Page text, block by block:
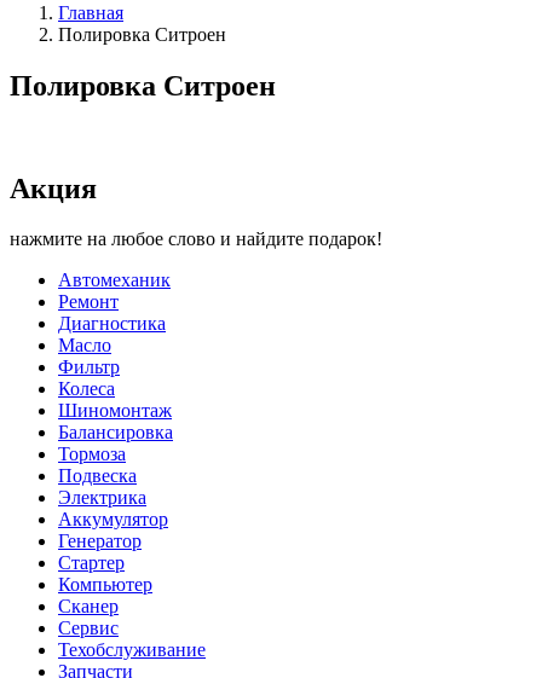
Главная
Полировка Ситроен
Полировка Ситроен
Акция
нажмите на любое слово и найдите подарок!
Автомеханик
Ремонт
Диагностика
Масло
Фильтр
Колеса
Шиномонтаж
Балансировка
Тормоза
Подвеска
Электрика
Аккумулятор
Генератор
Стартер
Компьютер
Сканер
Сервис
Техобслуживание
Запчасти